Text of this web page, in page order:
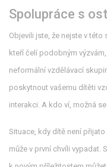
Spolupráce s
Objevili jste, že nejste v
kteří čelí podobným
neformální vzdělávací
poskytnout vašemu dítěti
interakci. A kdo ví, možná
Situace, kdy dítě není
může v první chvíli vypadat.